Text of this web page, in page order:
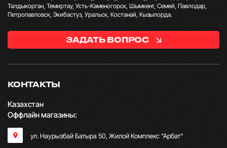
КОНТАКТЫ
Казахстан
Оффлайн магазины:
ул. Наурызбай Батыра 50, Жилой Комплекс "Арбат"
Талдыкорган, Темиртау, Усть-Каменогорск, Шымкент, Семей, Павлодар,
Петропавловск, Экибастуз, Уральск, Костанай, Кызылорда.
ЗАДАТЬ ВОПРОС